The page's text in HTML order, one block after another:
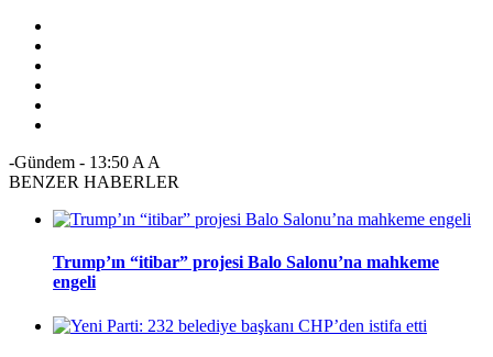
-Gündem - 13:50 A A
BENZER HABERLER
Trump’ın “itibar” projesi Balo Salonu’na mahkeme
engeli